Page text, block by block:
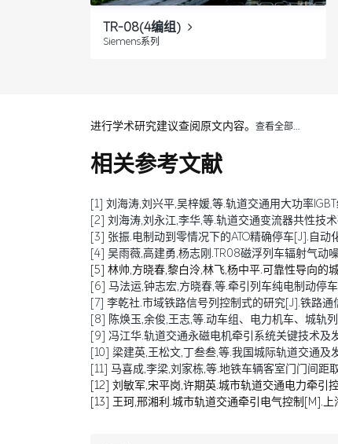
TR-08(4编组)
Siemens系列
进行学术研究建议查阅原文内容。 查看全部…
相关参考文献
[1] 刘海涛,刘兴平,吴梓媛,等.轨道交通用大功率
[2] 刘海涛,刘永江,李华,等.轨道交通变流器共性技
[3] 张振.电制动到零情况下的ATO精确停车[J].自
[4] 吴雨薇,高建勇,杨志刚.TR08磁浮列车辐射气动
[5] 林帅,方晓春,黎白泠,林飞,杨中平.可靠性导向的
[6] 马法运,钟志宏,方晓春,等.牵引列车纯电制动停
[7] 李乾社.市域铁路信号列控制式的研究[J].铁路通
[8] 陈焕玉,余俊,王志,等.动车组、电力机车、城轨
[9] 冯江华.轨道交通永磁电机牵引系统关键技术及
[10] 梁建英,王松文,丁叁叁,等.我国城际轨道交通
[11] 马喜成,李梁,刘家栋,等.地铁车辆客室门门间
[12] 刘敏军,宋平岗,许期英.城市轨道交通电力牵引
[13] 王珂,邢湘利.城市轨道交通牵引电气控制[M].